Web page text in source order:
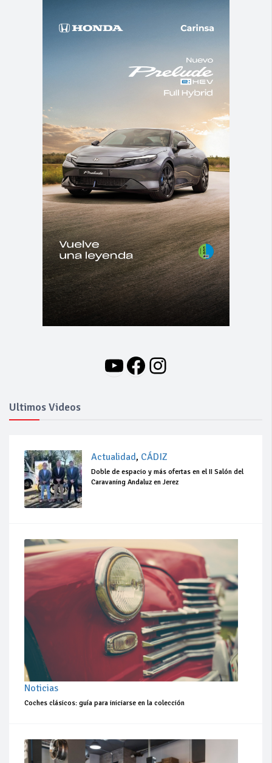
YouTube
Facebook
Instagram
Ultimos Videos
Actualidad, CÁDIZ
Doble de espacio y más ofertas en el II Salón del
Caravaning Andaluz en Jerez
Noticias
Coches clásicos: guía para iniciarse en la colección